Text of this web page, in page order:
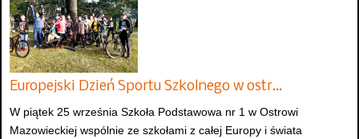
Europejski Dzień Sportu Szkolnego w ostr…
W piątek 25 września Szkoła Podstawowa nr 1 w Ostrowi
Mazowieckiej wspólnie ze szkołami z całej Europy i świata